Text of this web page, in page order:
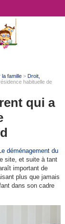
famille> Droit,
habituelle de
qui a
déménagement du
site, et suite à tant
important de
plus que jamais
dans son cadre